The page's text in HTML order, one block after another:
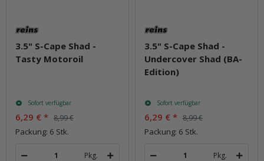
3.5" S-Cape Shad -
Tasty Motoroil
Sofort verfügbar
6,29 € * 8,99 €
Packung: 6 Stk.
Pkg.
3.5" S-Cape Shad -
Undercover Shad (BA-
Edition)
Sofort verfügbar
6,29 € * 8,99 €
Packung: 6 Stk.
Pkg.